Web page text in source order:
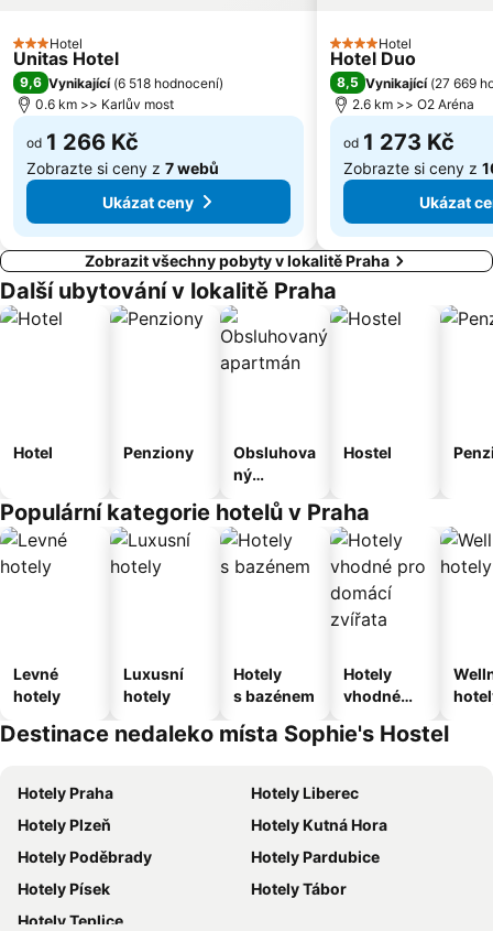
Zámek Loučeň
Libuš
Čakovice
Centrum Černý Most
3 Počet hvězdiček
Hotel
Unitas Hotel
9,6 Vynikající (6 518 hodnocení)
0.6 km >> Karlův most
od 1 266 Kč
Zobrazte si ceny z 7 webů
Ukázat ceny
4 Počet hvězdiček
Hotel
Hotel Duo
8,5 Vynikající (27 669
2.6 km >> O2 Aréna
od 1 273 Kč
Zobrazte si ceny z
Ukázat
Zobrazit všechny pobyty v lokalitě Praha
Další ubytování v lokalitě Praha
Hotel Penziony
Obsluhova
ný
Hostel
Populární kategorie hotelů v Praha
Levné
hotely
Luxusní
hotely
Hotely
s bazénem
Hotely
vhodné
domácí
Destinace nedaleko místa Sophie's Hostel
Hotely Praha
Hotely Liberec
Hotely Plzeň
Hotely Kutná Hora
Hotely Poděbrady
Hotely Pardubice
Hotely Písek
Hotely Tábor
Hotely Teplice